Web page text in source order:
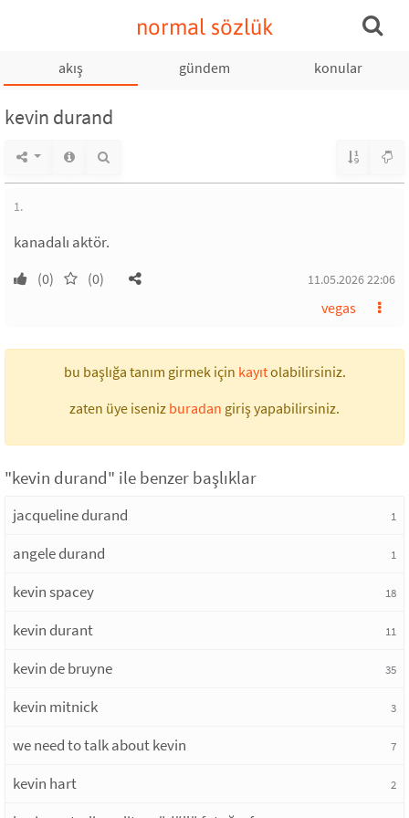
normal sözlük
akış gündem konular
kevin durand
1.
kanadalı aktör.
(0) (0) 11.05.2026 22:06
vegas
bu başlığa tanım girmek için kayıtolabilirsiniz.
zaten üye iseniz buradan giriş yapabilirsiniz.
"kevin durand" ile benzer başlıklar
jacqueline durand 1
angele durand 1
kevin spacey 18
kevin durant 11
kevin de bruyne 35
kevin mitnick 3
we need to talk about kevin 7
kevin hart 2